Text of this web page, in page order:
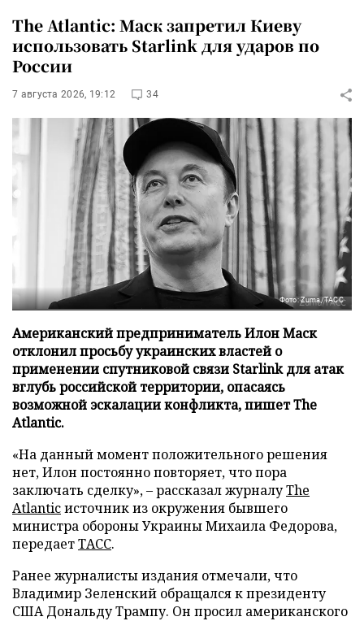
The Atlantic: Маск запретил Киеву
использовать Starlink для ударов по
России
7 августа 2026, 19:12 34
Фото: Zuma/ТАСС
Американский предприниматель Илон Маск
отклонил просьбу украинских властей о
применении спутниковой связи Starlink для атак
вглубь российской территории, опасаясь
возможной эскалации конфликта, пишет The
Atlantic.
«На данный момент положительного решения
нет, Илон постоянно повторяет, что пора
заключать сделку», – рассказал журналуThe
Atlanticисточник из окружения бывшего
министра обороны Украины Михаила Федорова,
передаетТАСС.
Ранее журналисты издания отмечали, что
Владимир Зеленский обращался к президенту
США Дональду Трампу. Он просил американского